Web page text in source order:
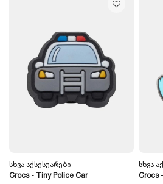
Სხვა Აქსესუარები
Crocs - Tiny Police Car
Სხვა
Crocs